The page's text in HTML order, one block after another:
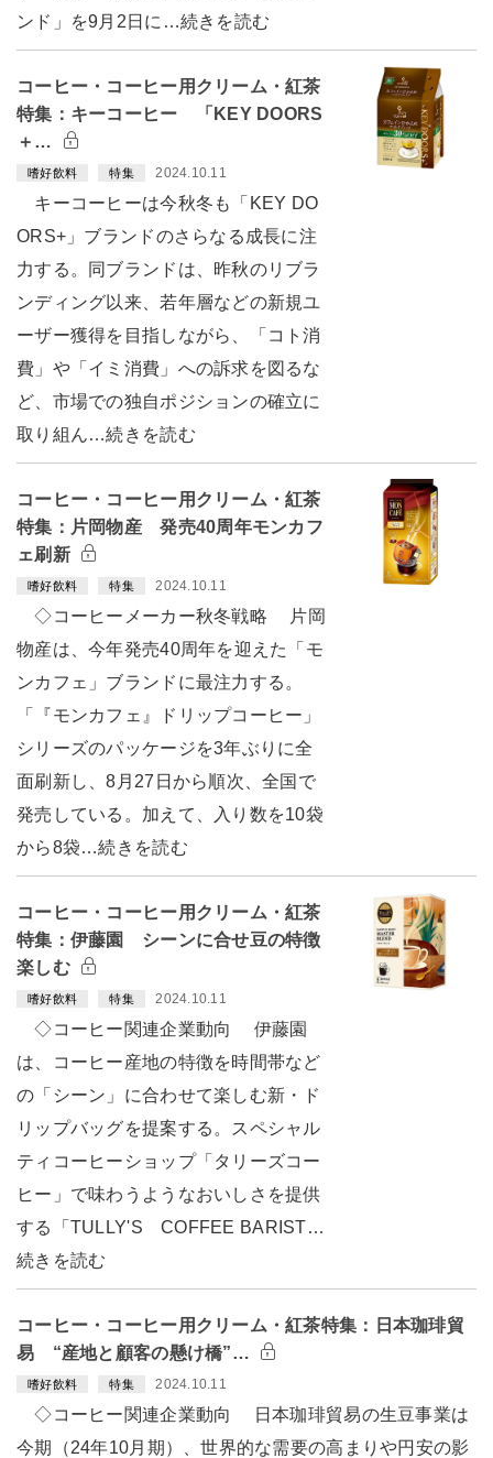
ンド」を9月2日に…続きを読む
コーヒー・コーヒー用クリーム・紅茶
特集：キーコーヒー 「KEY DOORS
＋…
嗜好飲料 特集 2024.10.11
キーコーヒーは今秋冬も「KEY DO
ORS+」ブランドのさらなる成長に注
力する。同ブランドは、昨秋のリブラ
ンディング以来、若年層などの新規ユ
ーザー獲得を目指しながら、「コト消
費」や「イミ消費」への訴求を図るな
ど、市場での独自ポジションの確立に
取り組ん…続きを読む
コーヒー・コーヒー用クリーム・紅茶
特集：片岡物産 発売40周年モンカフ
ェ刷新
嗜好飲料 特集 2024.10.11
◇コーヒーメーカー秋冬戦略 片岡
物産は、今年発売40周年を迎えた「モ
ンカフェ」ブランドに最注力する。
「『モンカフェ』ドリップコーヒー」
シリーズのパッケージを3年ぶりに全
面刷新し、8月27日から順次、全国で
発売している。加えて、入り数を10袋
から8袋…続きを読む
コーヒー・コーヒー用クリーム・紅茶
特集：伊藤園 シーンに合せ豆の特徴
楽しむ
嗜好飲料 特集 2024.10.11
◇コーヒー関連企業動向 伊藤園
は、コーヒー産地の特徴を時間帯など
の「シーン」に合わせて楽しむ新・ド
リップバッグを提案する。スペシャル
ティコーヒーショップ「タリーズコー
ヒー」で味わうようなおいしさを提供
する「TULLY'S COFFEE BARIST…
続きを読む
コーヒー・コーヒー用クリーム・紅茶特集：日本珈琲貿
易 “産地と顧客の懸け橋”…
嗜好飲料 特集 2024.10.11
◇コーヒー関連企業動向 日本珈琲貿易の生豆事業は
今期（24年10月期）、世界的な需要の高まりや円安の影